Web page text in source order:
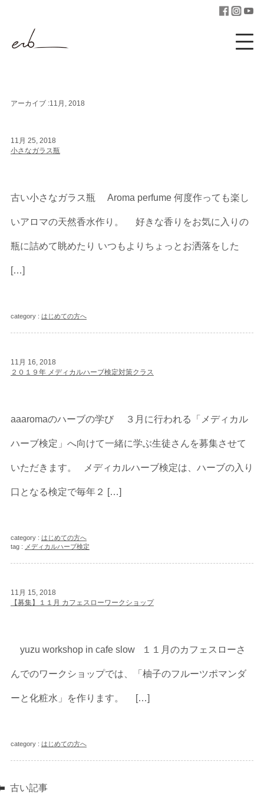
アーカイブ :11月, 2018
11月 25, 2018
小さなガラス瓶
古い小さなガラス瓶 Aroma perfume 何度作っても楽し
いアロマの天然香水作り。 好きな香りをお気に入りの
瓶に詰めて眺めたり いつもよりちょっとお洒落をした
[…]
category : はじめての方へ
11月 16, 2018
２０１９年 メディカルハーブ検定対策クラス
aaaromaのハーブの学び ３月に行われる「メディカル
ハーブ検定」へ向けて一緒に学ぶ生徒さんを募集させて
いただきます。 メディカルハーブ検定は、ハーブの入り
口となる検定で毎年２ […]
category : はじめての方へ
tag : メディカルハーブ検定
11月 15, 2018
【募集】１１月 カフェスローワークショップ
yuzu workshop in cafe slow １１月のカフェスローさ
んでのワークショップでは、「柚子のフルーツポマンダ
ーと化粧水」を作ります。 […]
category : はじめての方へ
古い記事